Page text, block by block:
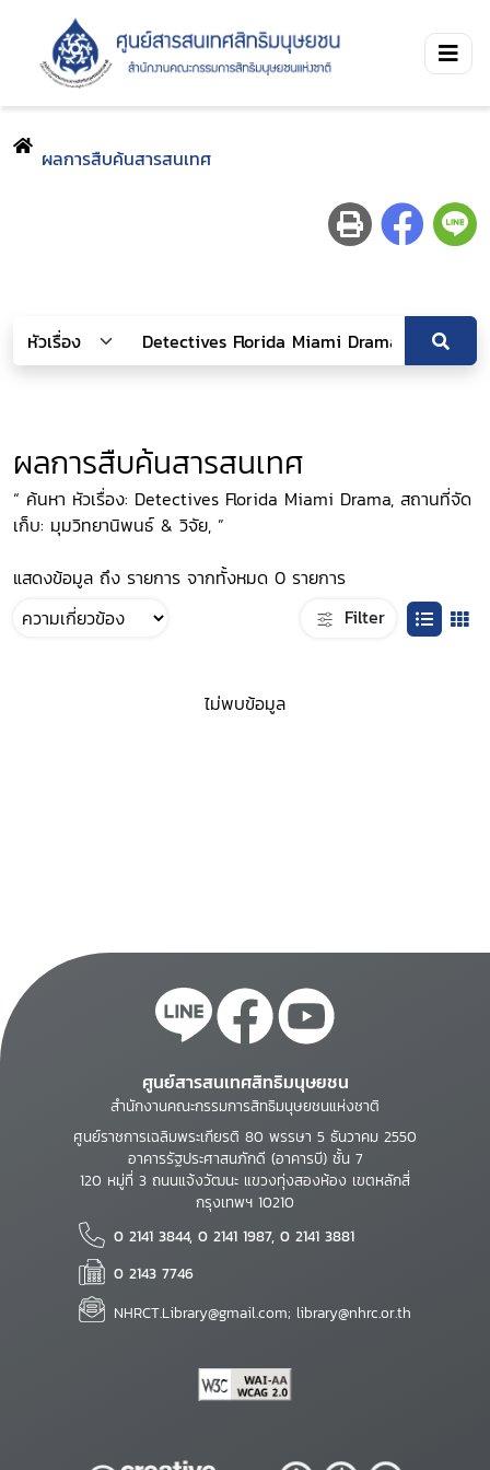
ผลการสืบค้นสารสนเทศ
ผลการสืบค้นสารสนเทศ
“ ค้นหา หัวเรื่อง: Detectives Florida Miami Drama, สถานที่จัด
เก็บ: มุมวิทยานิพนธ์ & วิจัย, ”
แสดงข้อมูล ถึง รายการ จากทั้งหมด 0 รายการ
Filter
ไม่พบข้อมูล
ศูนย์สารสนเทศสิทธิมนุษยชน
สำนักงานคณะกรรมการสิทธิมนุษยชนแห่งชาติ
ศูนย์ราชการเฉลิมพระเกียรติ 80 พรรษา 5 ธันวาคม 2550
อาคารรัฐประศาสนภักดี (อาคารบี) ชั้น 7
120 หมู่ที่ 3 ถนนแจ้งวัฒนะ แขวงทุ่งสองห้อง เขตหลักสี่
กรุงเทพฯ 10210
0 2141 3844, 0 2141 1987, 0 2141 3881
0 2143 7746
NHRCT.Library@gmail.com; library@nhrc.or.th